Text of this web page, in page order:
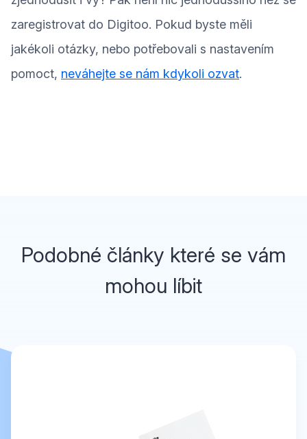
zaregistrovat do Digitoo. Pokud byste měli
jakékoli otázky, nebo potřebovali s nastavením
pomoct, neváhejte se nám kdykoli ozvat.
Podobné články které se vám
mohou líbit